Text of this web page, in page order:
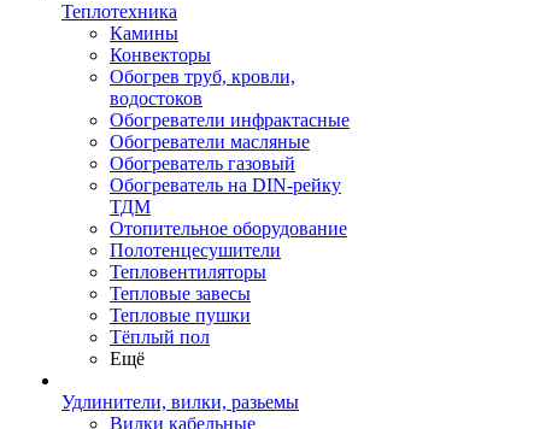
Теплотехника
Камины
Конвекторы
Обогрев труб, кровли,
водостоков
Обогреватели инфрактасные
Обогреватели масляные
Обогреватель газовый
Обогреватель на DIN-рейку
ТДМ
Отопительное оборудование
Полотенцесушители
Тепловентиляторы
Тепловые завесы
Тепловые пушки
Тёплый пол
Ещё
Удлинители, вилки, разьемы
Вилки кабельные